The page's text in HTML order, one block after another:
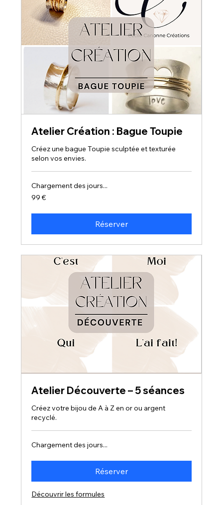
Atelier Création : Bague Toupie
Créez une bague Toupie sculptée et texturée
selon vos envies.
Chargement des jours...
99
euros
99 €
Réserver
Atelier Découverte – 5 séances
Créez votre bijou de A à Z en or ou argent
recyclé.
Chargement des jours...
Réserver
Découvrir les formules